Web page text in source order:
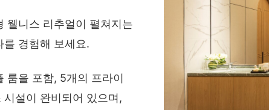
웰니스 리추얼이 펼쳐지는
경험해 보세요.
룸을 포함, 5개의 프라이
설이 완비되어 있으며,